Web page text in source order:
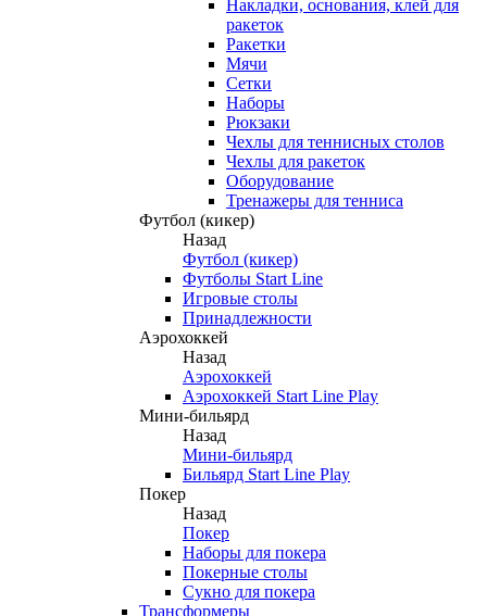
Накладки, основания, клей для
ракеток
Ракетки
Мячи
Сетки
Наборы
Рюкзаки
Чехлы для теннисных столов
Чехлы для ракеток
Оборудование
Тренажеры для тенниса
Футбол (кикер)
Назад
Футбол (кикер)
Футболы Start Line
Игровые столы
Принадлежности
Аэрохоккей
Назад
Аэрохоккей
Аэрохоккей Start Line Play
Мини-бильярд
Назад
Мини-бильярд
Бильярд Start Line Play
Покер
Назад
Покер
Наборы для покера
Покерные столы
Сукно для покера
Трансформеры